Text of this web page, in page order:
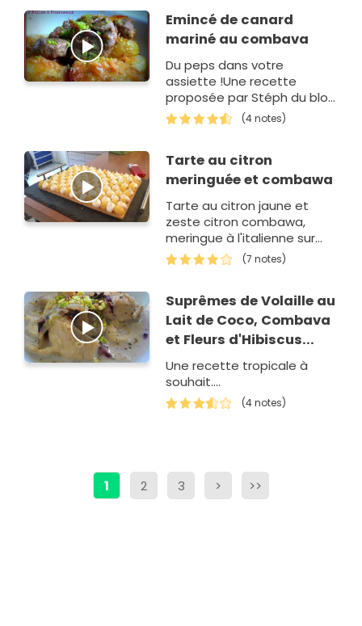
Emincé de canard
mariné au combava
Du peps dans votre
assiette !Une recette
proposée par Stéph du blog
'2fillesôfourneau'.
(4 notes)
Tarte au citron
meringuée et combawa
Tarte au citron jaune et
zeste citron combawa,
meringue à l'italienne sur
sablé breton.(7 notes)
Suprêmes de Volaille au
Lait de Coco, Combava
et Fleurs d'Hibiscus...
Une recette tropicale à
souhait....
(4 notes)
1 2 3 > >>